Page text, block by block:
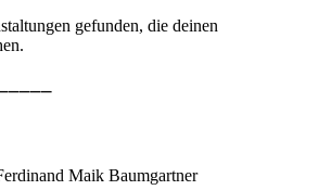
gefunden, die deinen
Maik Baumgartner